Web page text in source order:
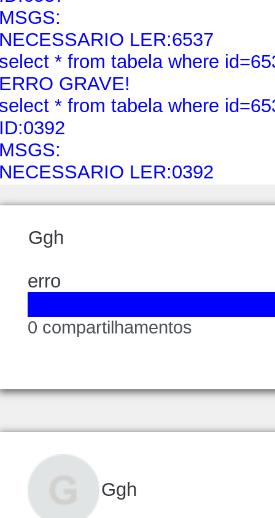
LER:6537
* from tabela where
GRAVE!
* from tabela where
LER:0392
Ggh
erro
0 compartilhamentos
Ggh